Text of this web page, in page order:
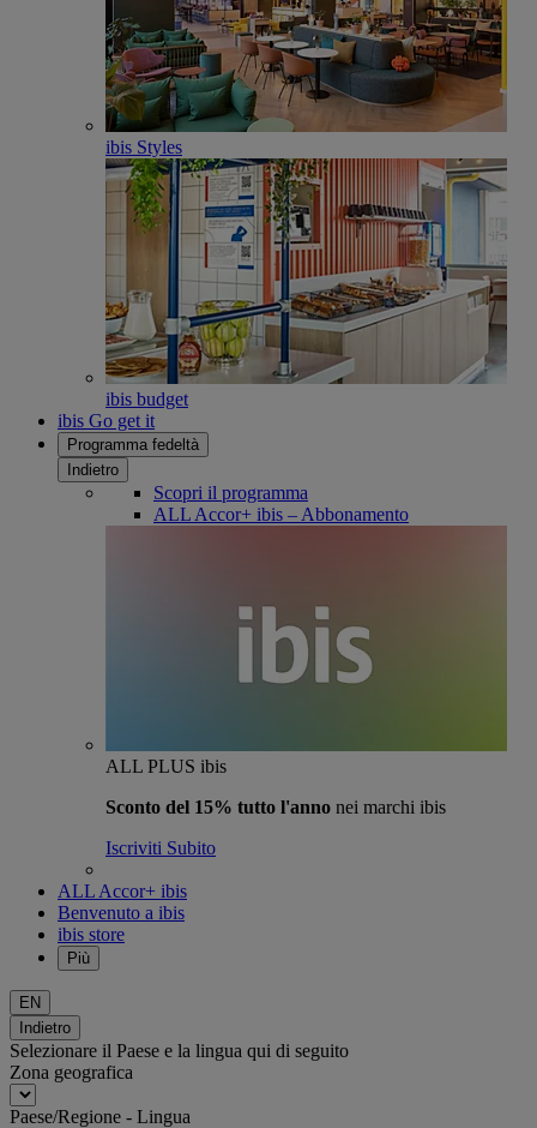
ibis Styles
ibis budget
ibis Go get it
Programma fedeltà
Indietro
Scopri il programma
ALL Accor+ ibis – Abbonamento
ALL PLUS ibis
Sconto del 15% tutto l'anno nei marchi ibis
Iscriviti Subito
ALL Accor+ ibis
Benvenuto a ibis
ibis store
Più
EN
Indietro
Selezionare il Paese e la lingua qui di seguito
Zona geografica
Paese/Regione - Lingua